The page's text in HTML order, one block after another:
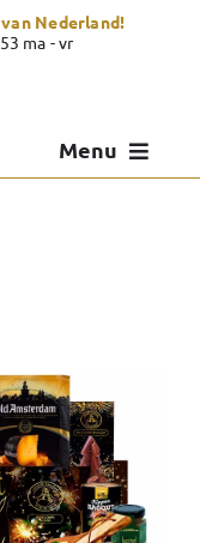
Nederland!
ma - vr
Menu